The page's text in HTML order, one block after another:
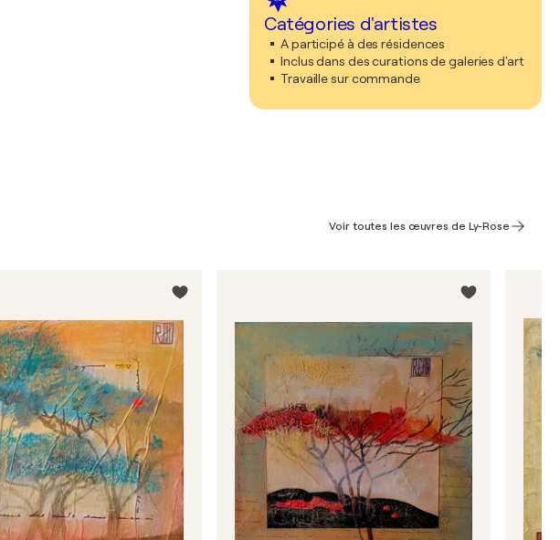
Catégories d'artistes
A participé à des résidences
Inclus dans des curations de galeries d'art
Travaille sur commande
Voir toutes les œuvres de Ly-Rose